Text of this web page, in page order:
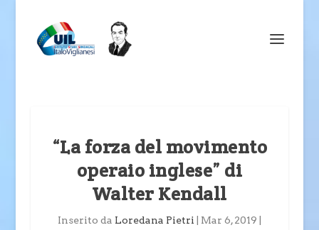
“La forza del movimento
operaio inglese” di
Walter Kendall
Inserito da Loredana Pietri Mar 6, 2019